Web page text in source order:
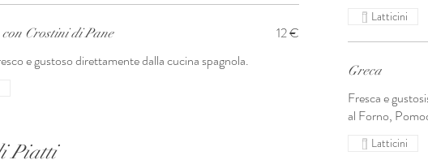
Crostini di Pane
e gustoso direttamente dalla cucina spagnola.
12 €
Piatti
Latticini
Greca
Fresca e
al Forno,
Latticini